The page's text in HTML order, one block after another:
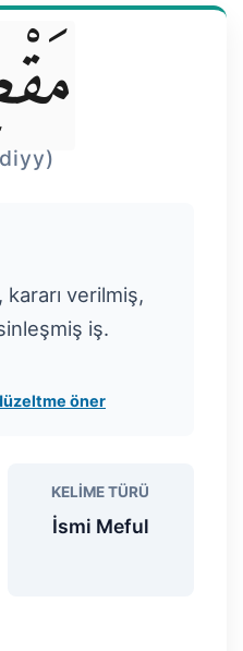
kararı verilmiş,
iş.
öner
KELIME TÜRÜ
İsmi Meful